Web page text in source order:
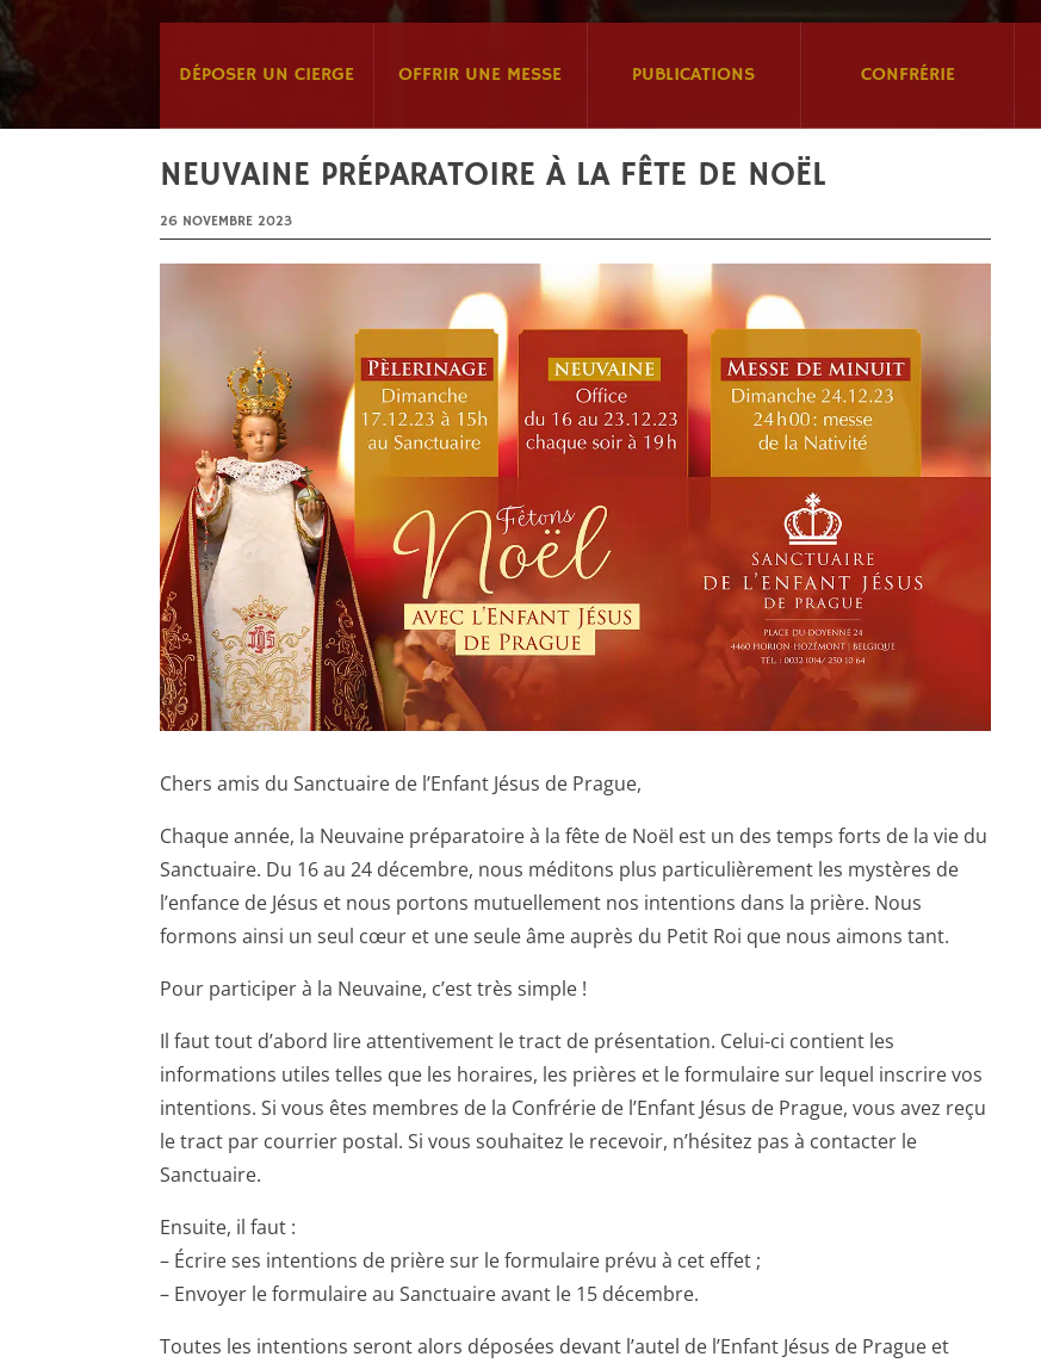
DÉPOSER UN CIERGE OFFRIR UNE MESSE PUBLICATIONS CONFRÉRIE
NEUVAINE PRÉPARATOIRE À LA FÊTE DE NOËL
26 NOVEMBRE 2023
Chers amis du Sanctuaire de l’Enfant Jésus de Prague,
Chaque année, la Neuvaine préparatoire à la fête de Noël est un des temps forts de la vie du
Sanctuaire. Du 16 au 24 décembre, nous méditons plus particulièrement les mystères de
l’enfance de Jésus et nous portons mutuellement nos intentions dans la prière. Nous
formons ainsi un seul cœur et une seule âme auprès du Petit Roi que nous aimons tant.
Pour participer à la Neuvaine, c’est très simple !
Il faut tout d’abord lire attentivement le tract de présentation. Celui-ci contient les
informations utiles telles que les horaires, les prières et le formulaire sur lequel inscrire vos
intentions. Si vous êtes membres de la Confrérie de l’Enfant Jésus de Prague, vous avez reçu
le tract par courrier postal. Si vous souhaitez le recevoir, n’hésitez pas à contacter le
Sanctuaire.
Ensuite, il faut :
– Écrire ses intentions de prière sur le formulaire prévu à cet effet ;
– Envoyer le formulaire au Sanctuaire avant le 15 décembre.
Toutes les intentions seront alors déposées devant l’autel de l’Enfant Jésus de Prague et